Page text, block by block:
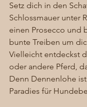
Setz dich in den
Schlossmauer unter
einen Prosecco und
bunte Treiben um
Vielleicht entdeckst
oder andere Pferd,
Denn Dennenlohe
Paradies für